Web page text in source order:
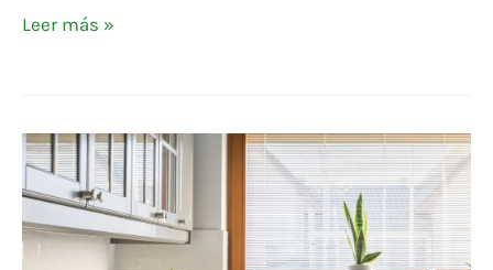
Leer más »
EQUS
TUTTI
FRUIT